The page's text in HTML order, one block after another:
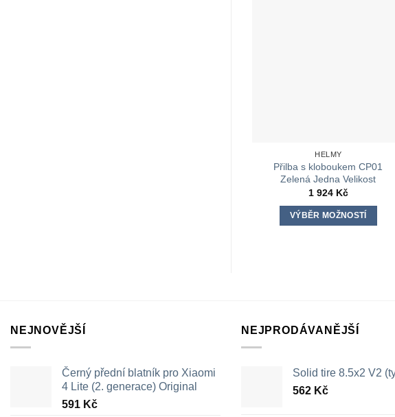
HELMY
Přilba s kloboukem CP01
Zelená Jedna Velikost
1 924 Kč
VÝBĚR MOŽNOSTÍ
lze
stránce
produktu
NEJNOVĚJŠÍ
Černý přední blatník pro Xiaomi
4 Lite (2. generace) Original
591 Kč
NEJPRODÁVANĚJŠÍ
Solid tire 8.5x2 V2
562 Kč